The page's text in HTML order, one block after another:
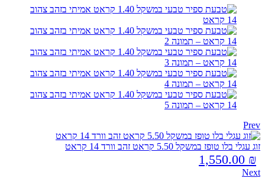
Prev
זוג עגלי בלו טופז במשקל 5.50 קראט זהב וורד 14 קראט
1,550.00 ₪
Next